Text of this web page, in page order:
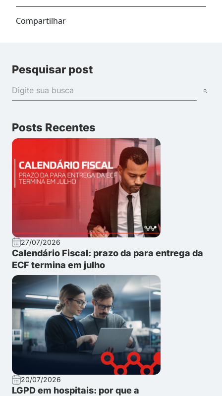
Compartilhar
Pesquisar post
Posts Recentes
27/07/2026
Calendário Fiscal: prazo da para entrega da
ECF termina em julho
20/07/2026
LGPD em hospitais: por que a